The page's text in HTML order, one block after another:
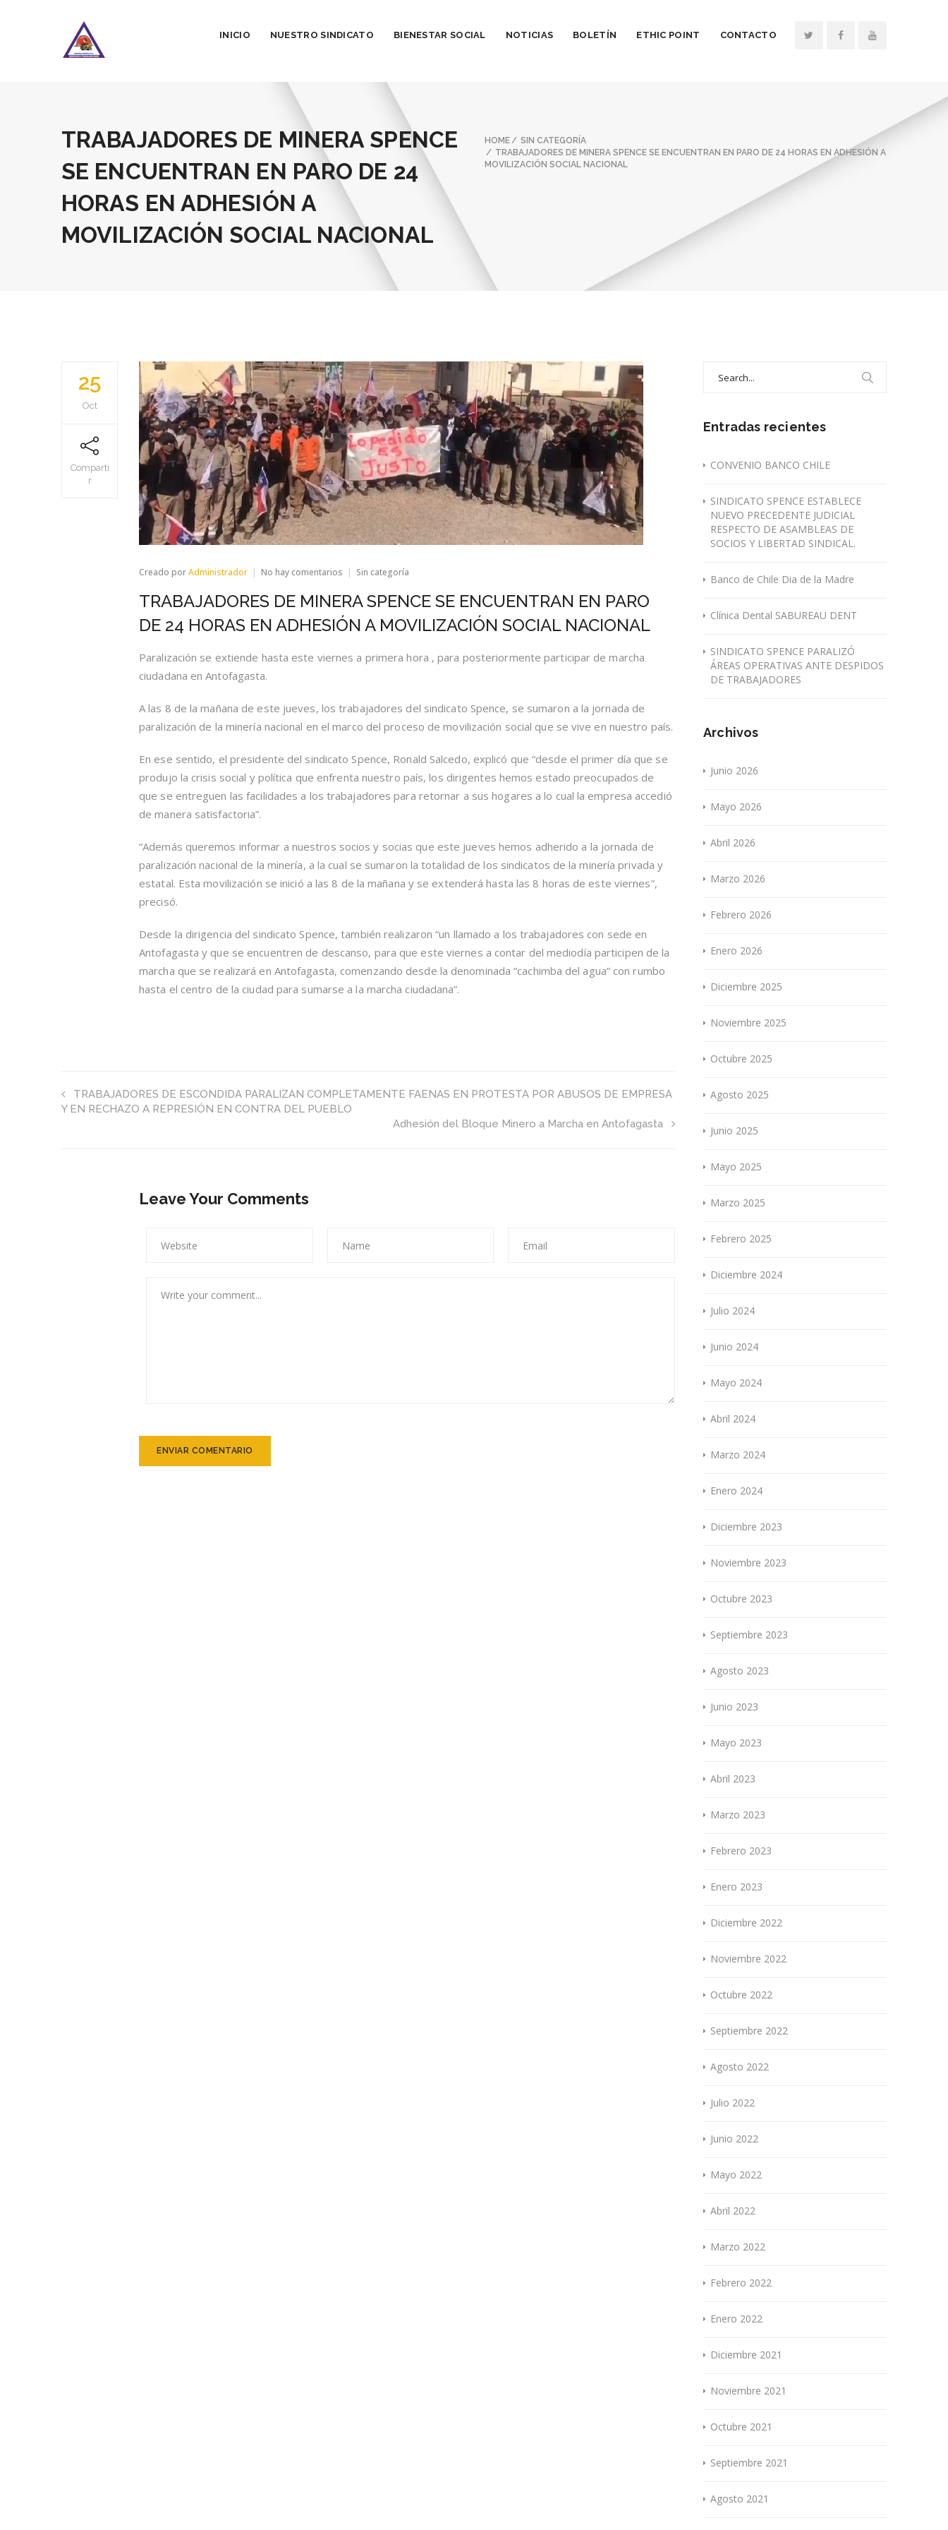
INICIO NUESTRO SINDICATO BIENESTAR SOCIAL NOTICIAS BOLETÍN ETHIC POINT CONTACTO
TRABAJADORES DE MINERA SPENCE
SE ENCUENTRAN EN PARO DE 24
HORAS EN ADHESIÓN A
MOVILIZACIÓN SOCIAL NACIONAL
HOME
SIN CATEGORÍA
TRABAJADORES DE MINERA SPENCE SE ENCUENTRAN EN PARO DE 24 HORAS EN ADHESIÓN A
MOVILIZACIÓN SOCIAL NACIONAL
25
Oct
Comparti
r
Creado porAdministrador No hay comentarios en
DE
MINERA
SPENCE
SE
EN
PARO
HORAS
EN
ADHESIÓN
SOCIAL
NACIONAL
Sin categoría
TRABAJADORES DE MINERA SPENCE SE ENCUENTRAN EN PARO
DE 24 HORAS EN ADHESIÓN A MOVILIZACIÓN SOCIAL NACIONAL
Paralización se extiende hasta este viernes a primera hora , para posteriormente participar de marcha
ciudadana en Antofagasta.
A las 8 de la mañana de este jueves, los trabajadores del sindicato Spence, se sumaron a la jornada de
paralización de la minería nacional en el marco del proceso de movilización social que se vive en nuestro país.
En ese sentido, el presidente del sindicato Spence, Ronald Salcedo, explicó que “desde el primer día que se
produjo la crisis social y política que enfrenta nuestro país, los dirigentes hemos estado preocupados de
que se entreguen las facilidades a los trabajadores para retornar a sus hogares a lo cual la empresa accedió
de manera satisfactoria”.
“Además queremos informar a nuestros socios y socias que este jueves hemos adherido a la jornada de
paralización nacional de la minería, a la cual se sumaron la totalidad de los sindicatos de la minería privada y
estatal. Esta movilización se inició a las 8 de la mañana y se extenderá hasta las 8 horas de este viernes”,
precisó.
Desde la dirigencia del sindicato Spence, también realizaron “un llamado a los trabajadores con sede en
Antofagasta y que se encuentren de descanso, para que este viernes a contar del mediodía participen de la
marcha que se realizará en Antofagasta, comenzando desde la denominada “cachimba del agua” con rumbo
hasta el centro de la ciudad para sumarse a la marcha ciudadana”.
TRABAJADORES DE ESCONDIDA PARALIZAN COMPLETAMENTE FAENAS EN PROTESTA POR ABUSOS DE EMPRESA
Y EN RECHAZO A REPRESIÓN EN CONTRA DEL PUEBLO
Adhesión del Bloque Minero a Marcha en Antofagasta
Leave Your Comments
Entradas recientes
CONVENIO BANCO CHILE
SINDICATO SPENCE ESTABLECE
NUEVO PRECEDENTE JUDICIAL
RESPECTO DE ASAMBLEAS DE
SOCIOS Y LIBERTAD SINDICAL.
Banco de Chile Dia de la Madre
Clínica Dental SABUREAU DENT
SINDICATO SPENCE PARALIZÓ
ÁREAS OPERATIVAS ANTE DESPIDOS
DE TRABAJADORES
Archivos
Junio 2026
Mayo 2026
Abril 2026
Marzo 2026
Febrero 2026
Enero 2026
Diciembre 2025
Noviembre 2025
Octubre 2025
Agosto 2025
Junio 2025
Mayo 2025
Marzo 2025
Febrero 2025
Diciembre 2024
Julio 2024
Junio 2024
Mayo 2024
Abril 2024
Marzo 2024
Enero 2024
Diciembre 2023
Noviembre 2023
Octubre 2023
Septiembre 2023
Agosto 2023
Junio 2023
Mayo 2023
Abril 2023
Marzo 2023
Febrero 2023
Enero 2023
Diciembre 2022
Noviembre 2022
Octubre 2022
Septiembre 2022
Agosto 2022
Julio 2022
Junio 2022
Mayo 2022
Abril 2022
Marzo 2022
Febrero 2022
Enero 2022
Diciembre 2021
Noviembre 2021
Octubre 2021
Septiembre 2021
Agosto 2021